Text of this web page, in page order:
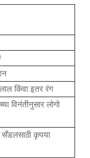
किंवा इतर रंग
विनंतीनुसार लोगो
कृपया